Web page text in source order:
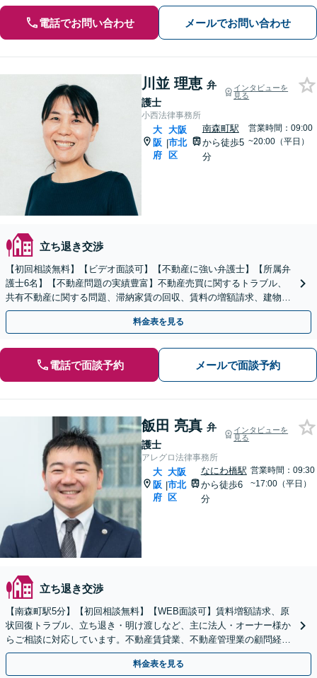
電話でお問い合わせ メールでお問い合わせ
川並 理恵 弁
護士
インタビューを
見る
小西法律事務所
大
阪
府
|
大阪
市北
区
南森町駅
から徒歩5
分
営業時間：09:00
~20:00（平日）
立ち退き交渉
【初回相談無料】【ビデオ面談可】【不動産に強い弁護士】【所属弁
護士6名】【不動産問題の実績豊富】不動産売買に関するトラブル、
共有不動産に関する問題、滞納家賃の回収、賃料の増額請求、建物明
渡、各種契約書の作成等について幅広く対応。
料金表を見る
電話で面談予約 メールで面談予約
飯田 亮真 弁
護士
インタビューを
見る
アレグロ法律事務所
大
阪
府
|
大阪
市北
区
なにわ橋駅
から徒歩6
分
営業時間：09:30
~17:00（平日）
立ち退き交渉
【南森町駅5分】【初回相談無料】【WEB面談可】賃料増額請求、原
状回復トラブル、立ち退き・明け渡しなど、主に法人・オーナー様か
らご相談に対応しています。不動産賃貸業、不動産管理業の顧問経験
も多くあります。ぜひご相談ください。
料金表を見る